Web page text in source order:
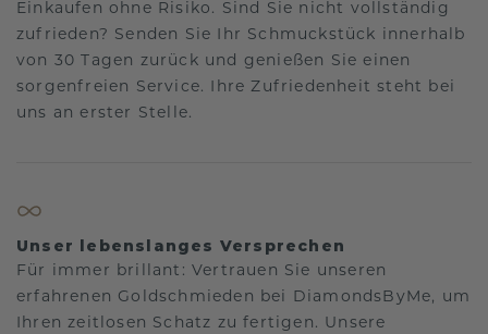
Einkaufen ohne Risiko. Sind Sie nicht vollständig
zufrieden? Senden Sie Ihr Schmuckstück innerhalb
von 30 Tagen zurück und genießen Sie einen
sorgenfreien Service. Ihre Zufriedenheit steht bei
uns an erster Stelle.
Unser lebenslanges Versprechen
Für immer brillant: Vertrauen Sie unseren
erfahrenen Goldschmieden bei DiamondsByMe, um
Ihren zeitlosen Schatz zu fertigen. Unsere